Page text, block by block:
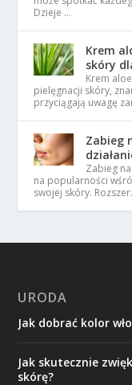
Dzieje …
Krem
skóry
Krem
pielęgnacji skóry,
przyciągają uwagę
Zabieg
Zabieg
na popularności
swojej skóry.
URODA
Jak dobrać kolor
Jak skutecznie
skórę?